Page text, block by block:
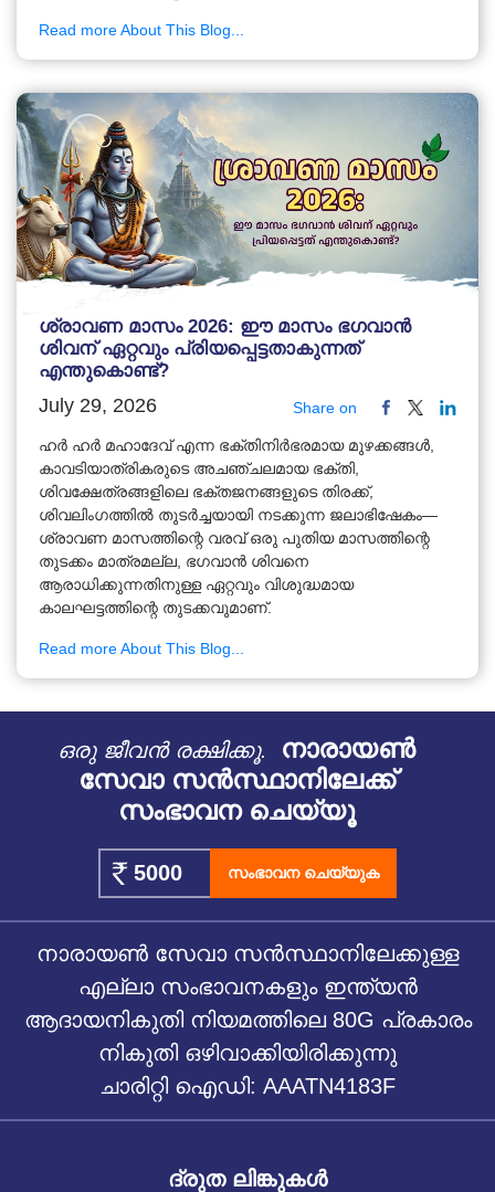
Read more About This Blog...
ശ്രാവണ മാസം 2026: ഈ മാസം ഭഗവാൻ
ശിവന് ഏറ്റവും പ്രിയപ്പെട്ടതാകുന്നത്
എന്തുകൊണ്ട്?
July 29, 2026 Share on
ഹർ ഹർ മഹാദേവ് എന്ന ഭക്തിനിർഭരമായ മുഴക്കങ്ങൾ,
കാവടിയാത്രികരുടെ അചഞ്ചലമായ ഭക്തി,
ശിവക്ഷേത്രങ്ങളിലെ ഭക്തജനങ്ങളുടെ തിരക്ക്,
ശിവലിംഗത്തിൽ തുടർച്ചയായി നടക്കുന്ന ജലാഭിഷേകം—
ശ്രാവണ മാസത്തിന്റെ വരവ് ഒരു പുതിയ മാസത്തിന്റെ
തുടക്കം മാത്രമല്ല, ഭഗവാൻ ശിവനെ
ആരാധിക്കുന്നതിനുള്ള ഏറ്റവും വിശുദ്ധമായ
കാലഘട്ടത്തിന്റെ തുടക്കവുമാണ്.
Read more About This Blog...
ഒരു ജീവൻ രക്ഷിക്കൂ.
നാരായൺ
സേവാ സൻസ്ഥാനിലേക്ക്
സംഭാവന ചെയ്യൂ
സംഭാവന ചെയ്യുക
നാരായൺ സേവാ സൻസ്ഥാനിലേക്കുള്ള
എല്ലാ സംഭാവനകളും ഇന്ത്യൻ
ആദായനികുതി നിയമത്തിലെ 80G പ്രകാരം
നികുതി ഒഴിവാക്കിയിരിക്കുന്നു
ചാരിറ്റി ഐഡി: AAATN4183F
ദ്രുത ലിങ്കുകൾ